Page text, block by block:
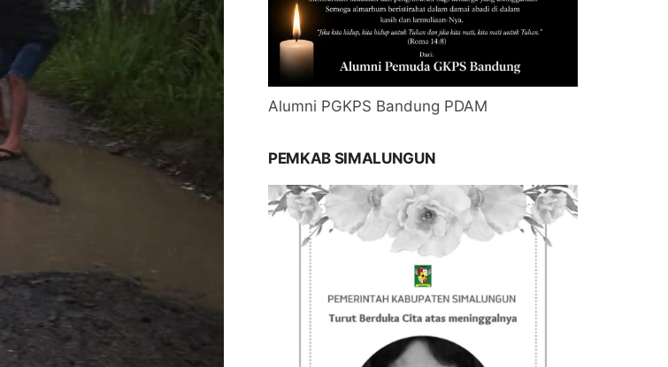
Alumni PGKPS Bandung PDAM
PEMKAB SIMALUNGUN